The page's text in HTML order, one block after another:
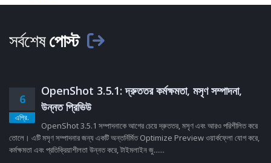
সর্বশেষপোস্ট
6
এপ্রি.
OpenShot 3.5.1: দ্রুততর কর্মক্ষমতা, মসৃণ সম্পাদনা,
উন্নত প্রিভিউ
OpenShot 3.5.1 সম্পাদনাকে আগের চেয়ে দ্রুততর, মসৃণ এবং আরও পরিশীলিত করে
তোলে। এটি মসৃণ সম্পাদনার জন্য একটি অন্তর্নির্মিত Optimize Preview ওয়ার্কফ্লো যোগ করে,
কর্মক্ষমতা এবং প্রতিক্রিয়াশীলতা উন্নত করে, টাইমলাইন জু......